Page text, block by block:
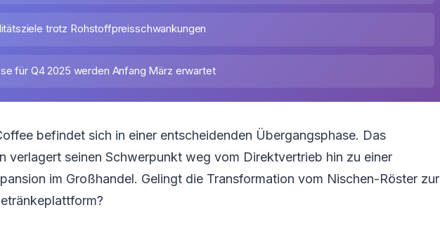
trotz Rohstoffpreisschwankungen
für Q4 2025 werden Anfang März erwartet
befindet sich in einer entscheidenden Übergangsphase. Das
verlagert seinen Schwerpunkt weg vom Direktvertrieb hin zu einer
im Großhandel. Gelingt die Transformation vom Nischen-Röster zur